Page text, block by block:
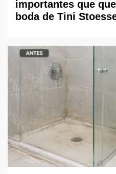
importantes que
boda de Tini